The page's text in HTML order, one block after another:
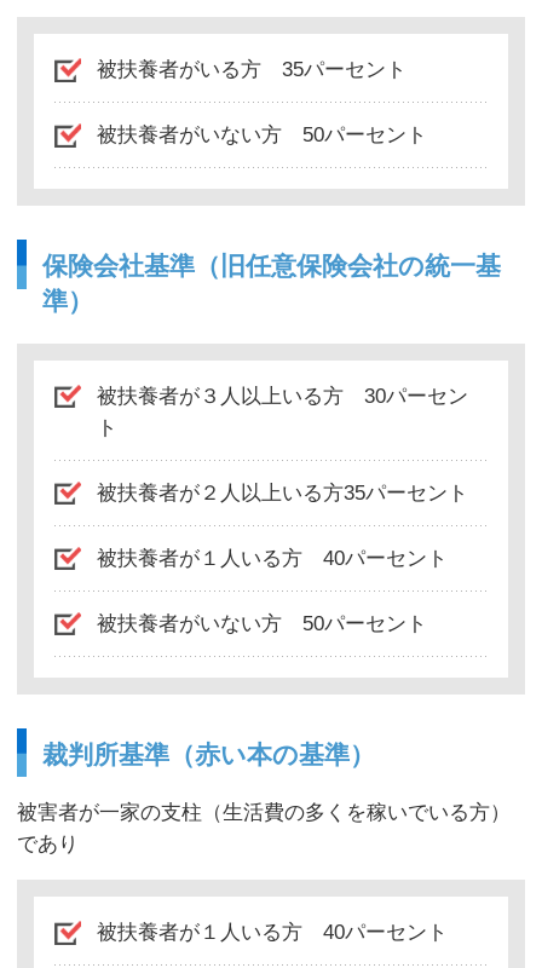
被扶養者がいる方 35パーセント
被扶養者がいない方 50パーセント
保険会社基準（旧任意保険会社の統一基
準）
被扶養者が３人以上いる方 30パーセン
ト
被扶養者が２人以上いる方35パーセント
被扶養者が１人いる方 40パーセント
被扶養者がいない方 50パーセント
裁判所基準（赤い本の基準）
被害者が一家の支柱（生活費の多くを稼いでいる方）
であり
被扶養者が１人いる方 40パーセント